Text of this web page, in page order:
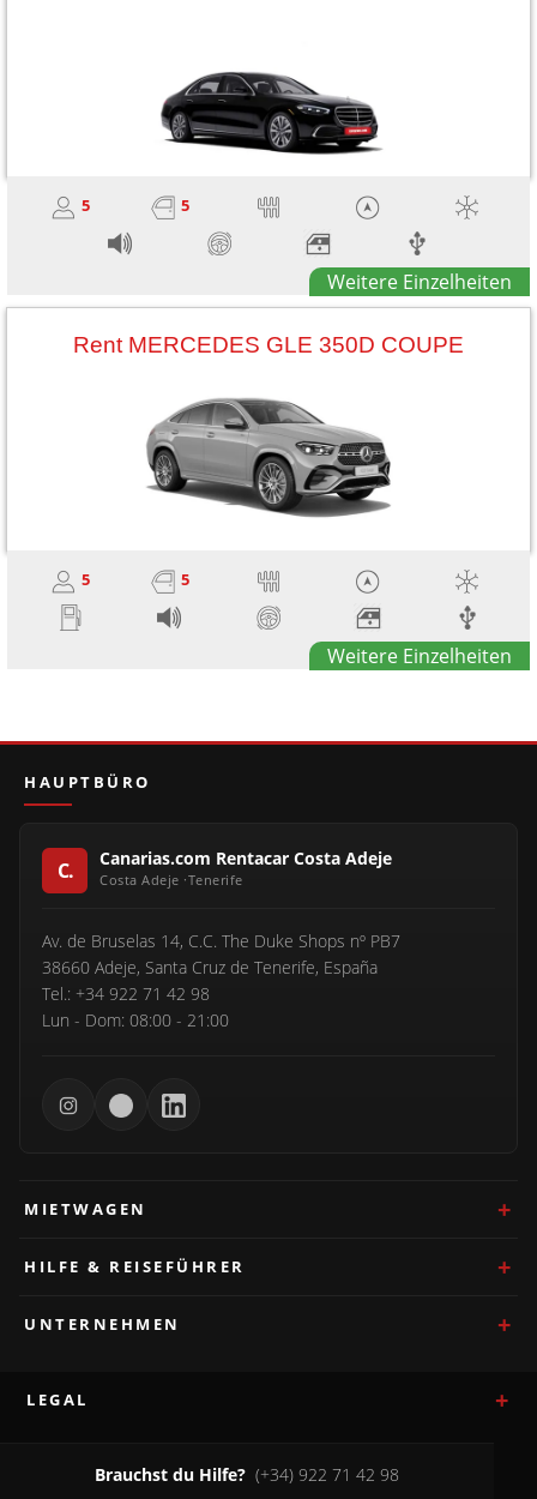
5 5
Weitere Einzelheiten
Rent MERCEDES GLE 350D COUPE
5 5
Weitere Einzelheiten
HAUPTBÜRO
Canarias.com Rentacar Costa Adeje
Av. de Bruselas 14, C.C. The Duke Shops nº PB7
38660 Adeje, Santa Cruz de Tenerife, España
Tel.: +34 922 71 42 98
Lun - Dom: 08:00 - 21:00
MIETWAGEN
HILFE & REISEFÜHRER
UNTERNEHMEN
LEGAL
Brauchst du Hilfe? (+34) 922 71 42 98